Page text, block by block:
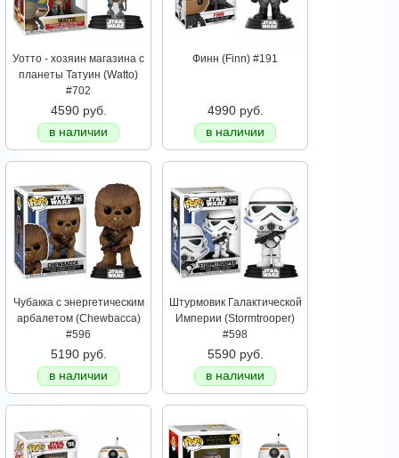
Уотто - хозяин магазина с
планеты Татуин (Watto)
#702
4590 руб.
в наличии
Финн (Finn) #191
4990 руб.
в наличии
Чубакка с энергетическим
арбалетом (Chewbacca)
#596
5190 руб.
в наличии
Штурмовик Галактической
Империи (Stormtrooper)
#598
5590 руб.
в наличии